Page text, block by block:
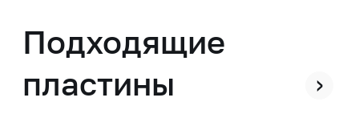
Подходящие
пластины
›